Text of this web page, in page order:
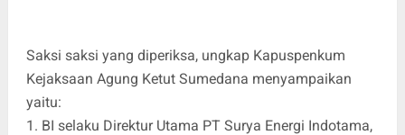
Saksi saksi yang diperiksa, ungkap Kapuspenkum
Kejaksaan Agung Ketut Sumedana menyampaikan
yaitu:
1. BI selaku Direktur Utama PT Surya Energi Indotama,